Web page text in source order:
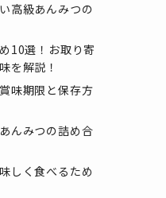
高級あんみつの
10選！お取り寄
を解説！
味期限と保存方
んみつの詰め合
しく食べるため